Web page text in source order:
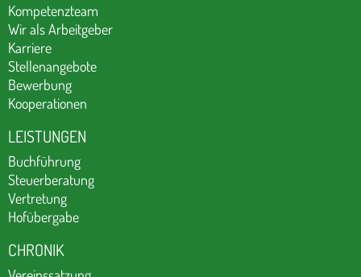
Kompetenzteam
Wir als Arbeitgeber
Karriere
Stellenangebote
Bewerbung
Kooperationen
LEISTUNGEN
Buchführung
Steuerberatung
Vertretung
Hofübergabe
CHRONIK